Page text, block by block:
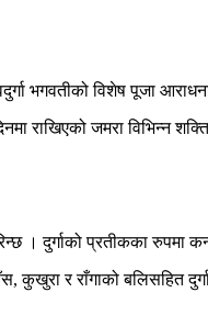
भगवतीको विशेष पूजा
राखिएको जमरा विभिन्न
। दुर्गाको प्रतीकका रुपमा
कुखुरा र राँगाको बलिसहित